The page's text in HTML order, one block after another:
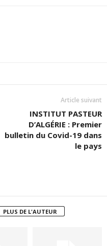
Article suivant
INSTITUT PASTEUR
D’ALGÉRIE : Premier
bulletin du Covid-19 dans
le pays
PLUS DE L'AUTEUR